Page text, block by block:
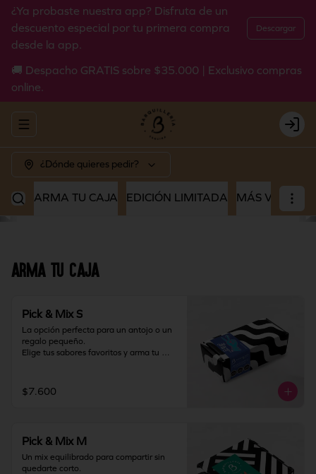
¿Ya probaste nuestra app? Disfruta de un
descuento especial por tu primera compra
desde la app.
Descargar
🚚 Despacho GRATIS sobre $35.000 | Exclusivo compras
online.
Abrir menu de navegación Login
¿Dónde quieres pedir?
ARMA TU CAJA EDICIÓN LIMITADA MÁS
ARMA TU CAJA
Pick & Mix S
La opción perfecta para un antojo o un
regalo pequeño.
Elige tus sabores favoritos y arma tu
para probar, compartir en pequeño o
darte un gustito solo para ti.
65% HR Máx.). Una vez abierto
consumir inmediatamente.
$7.600
Pick & Mix M
Un mix equilibrado para compartir sin
quedarte corto.